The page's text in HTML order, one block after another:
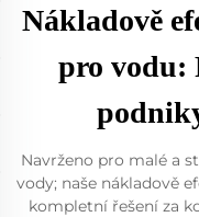
Nákladově
pro vodu:
Navrženo pro malé a
vody; naše nákladově
kompletní řešení za